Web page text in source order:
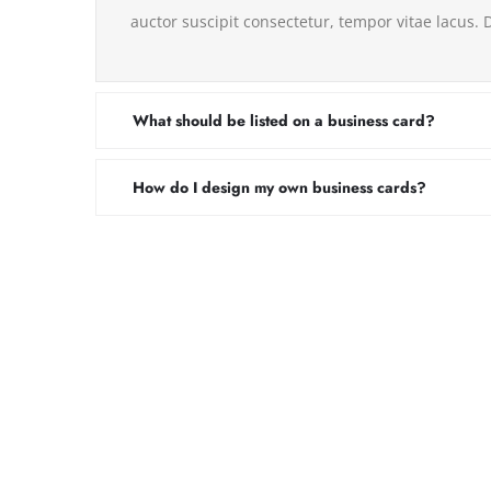
auctor suscipit consectetur, tempor vitae lacus.
What should be listed on a business card?
How do I design my own business cards?